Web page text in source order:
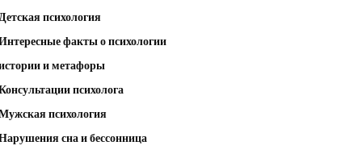
Детская психология
факты о психологии
и метафоры
психолога
психология
сна и бессонница